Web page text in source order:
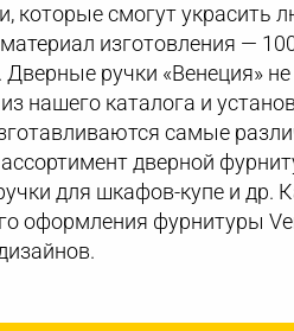
которые смогут украсить
изготовления —
ручки «Венеция»
нашего каталога и
самые
дверной
для шкафов-купе и др.
оформления фурнитуры